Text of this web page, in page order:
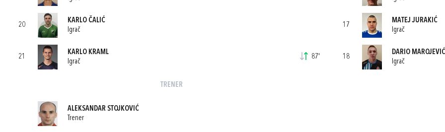
20
KARLO ČALIĆ
Igrač
21
KARLO KRAML
Igrač
87'
TRENER
ALEKSANDAR STOJKOVIĆ
Trener
17
MATEJ JURAKIĆ
Igrač
18
DARIO MAROJEVIĆ
Igrač